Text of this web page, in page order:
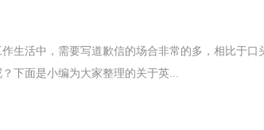
生活中，需要写道歉信的场合非常的多，相比于
下面是小编为大家整理的关于英...